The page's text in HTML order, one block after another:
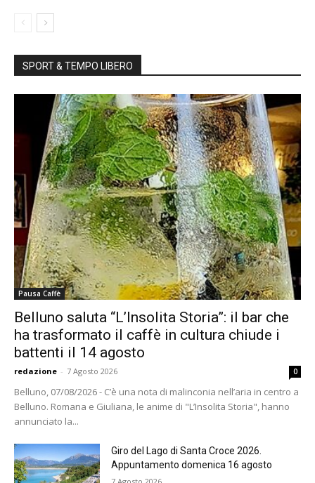
SPORT & TEMPO LIBERO
Pausa Caffè
Belluno saluta “L’Insolita Storia”: il bar che
ha trasformato il caffè in cultura chiude i
battenti il 14 agosto
redazione - 7 Agosto 2026 0
Belluno, 07/08/2026 - C’è una nota di malinconia nell’aria in centro a
Belluno. Romana e Giuliana, le anime di "L’Insolita Storia", hanno
annunciato la...
Giro del Lago di Santa Croce 2026.
Appuntamento domenica 16 agosto